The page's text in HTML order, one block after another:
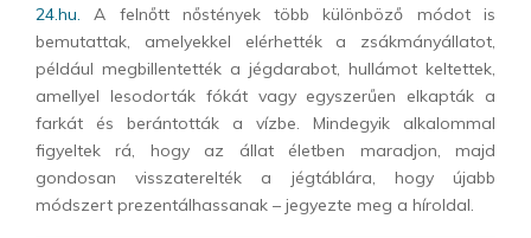
24.hu. A felnőtt nőstények több különböző módot is
bemutattak, amelyekkel elérhették a zsákmányállatot,
például megbillentették a jégdarabot, hullámot keltettek,
amellyel lesodorták fókát vagy egyszerűen elkapták a
farkát és berántották a vízbe. Mindegyik alkalommal
figyeltek rá, hogy az állat életben maradjon, majd
gondosan visszaterelték a jégtáblára, hogy újabb
módszert prezentálhassanak – jegyezte meg a híroldal.